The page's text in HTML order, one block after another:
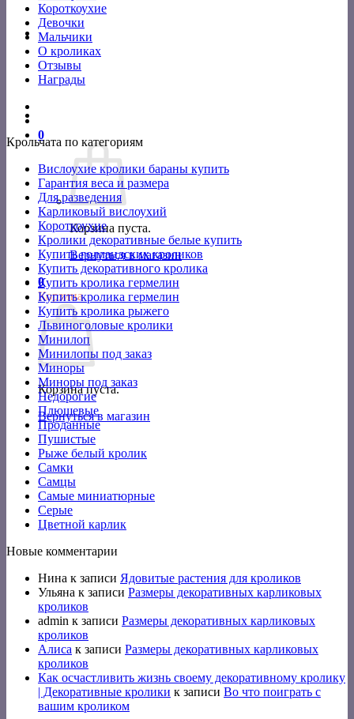
Короткоухие
Девочки
Мальчики
О кроликах
Отзывы
Награды
0
Корзина пуста.
Вернуться в магазин
0
Корзина
Корзина пуста.
Вернуться в магазин
Крольчата по категориям
Вислоухие кролики бараны купить
Гарантия веса и размера
Для разведения
Карликовый вислоухий
Короткоухие
Кролики декоративные белые купить
Купить голландских кроликов
Купить декоративного кролика
Купить кролика гермелин
Купить кролика гермелин
Купить кролика рыжего
Львиноголовые кролики
Минилоп
Минилопы под заказ
Миноры
Миноры под заказ
Недорогие
Плюшевые
Проданные
Пушистые
Рыже белый кролик
Самки
Самцы
Самые миниатюрные
Серые
Цветной карлик
Новые комментарии
Нина к записи Ядовитые растения для кроликов
Ульяна к записи Размеры декоративных карликовых
кроликов
admin к записи Размеры декоративных карликовых
кроликов
Алиса к записи Размеры декоративных карликовых
кроликов
Как осчастливить жизнь своему декоративному кролику
| Декоративные кролики к записи Во что поиграть с
вашим кроликом